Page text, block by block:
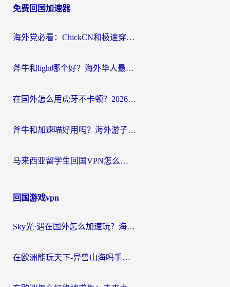
导
免费回国加速器
海外党必看：ChickCN和极速穿梭VPN好用吗？3招教你选对回国加速器无缝刷国内资源
斧牛和light哪个好？海外华人最关心的回国加速器选择难题，一篇讲透
在国外怎么用虎牙不卡顿？2026海外华人亲测有效的回国加速器选择指南
斧牛和加速喵好用吗？海外游子的真实选择困境
马来西亚留学生回国VPN怎么选？3个避坑点+1款实测好用的加速器推荐
回国游戏vpn
Sky光·遇在国外怎么加速玩？海外党亲测有效的国服游戏加速指南
在欧洲能玩天下-异兽山海吗手游？海外玩家的加速器生存指南